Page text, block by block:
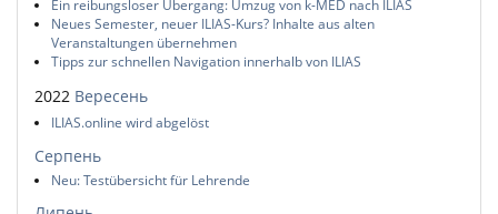
Ein reibungsloser Übergang: Umzug von k-MED nach ILIAS
Neues Semester, neuer ILIAS-Kurs? Inhalte aus alten
Veranstaltungen übernehmen
Tipps zur schnellen Navigation innerhalb von ILIAS
2022 Вересень
ILIAS.online wird abgelöst
Серпень
Neu: Testübersicht für Lehrende